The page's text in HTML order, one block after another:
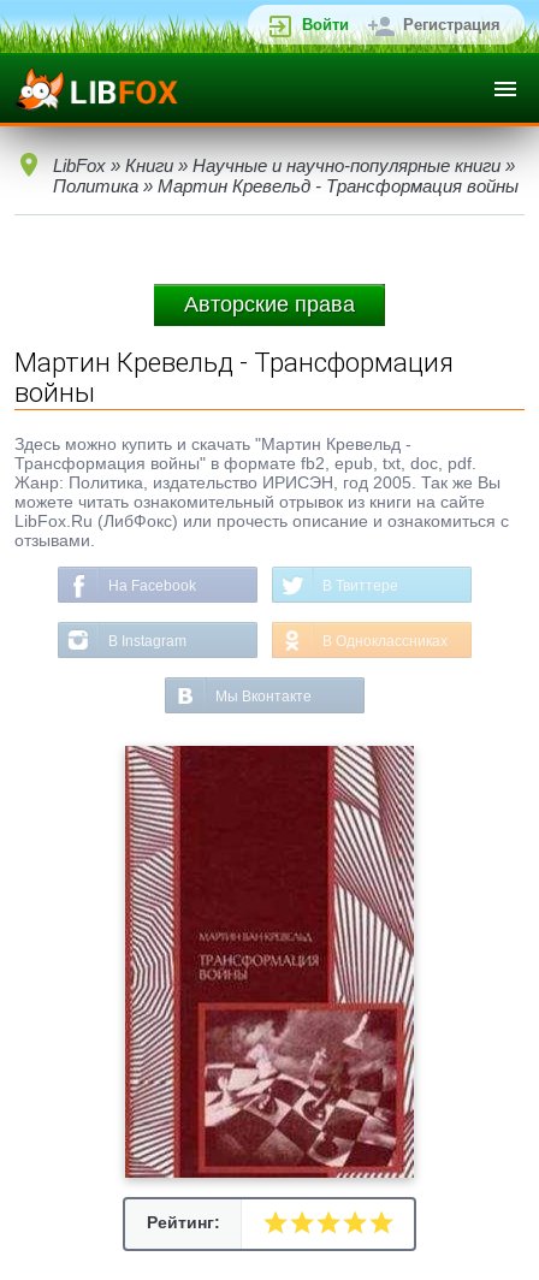
Войти Регистрация
LibFox » Книги » Научные и научно-популярные книги »
Политика » Мартин Кревельд - Трансформация войны
Авторские права
Мартин Кревельд - Трансформация
войны
Здесь можно купить и скачать "Мартин Кревельд -
Трансформация войны" в формате fb2, epub, txt, doc, pdf.
Жанр: Политика, издательство ИРИСЭН, год 2005. Так же Вы
можете читать ознакомительный отрывок из книги на сайте
LibFox.Ru (ЛибФокс) или прочесть описание и ознакомиться с
отзывами.
На Facebook В Твиттере
В Instagram В Одноклассниках
Мы Вконтакте
Рейтинг: